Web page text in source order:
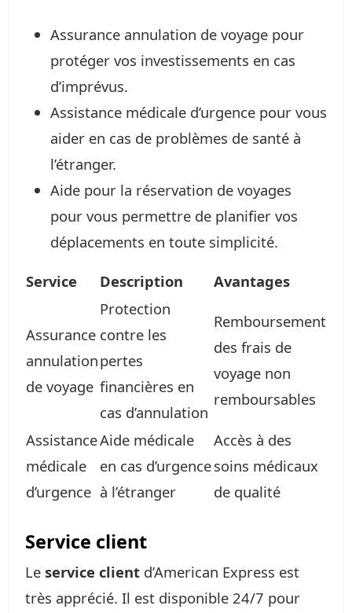
Assurance annulation de voyage pour
protéger vos investissements en cas
d’imprévus.
Assistance médicale d’urgence pour vous
aider en cas de problèmes de santé à
l’étranger.
Aide pour la réservation de voyages
pour vous permettre de planifier vos
déplacements en toute simplicité.
Service
Description Avantages
Assurance
annulation
de voyage
Protection
contre les
pertes
financières en
cas d’annulation
Remboursement
des frais de
voyage non
remboursables
Assistance
médicale
d’urgence
Aide médicale
en cas d’urgence
à l’étranger
Accès à des
soins médicaux
de qualité
Service client
Le service client d’American Express est
très apprécié. Il est disponible 24/7 pour